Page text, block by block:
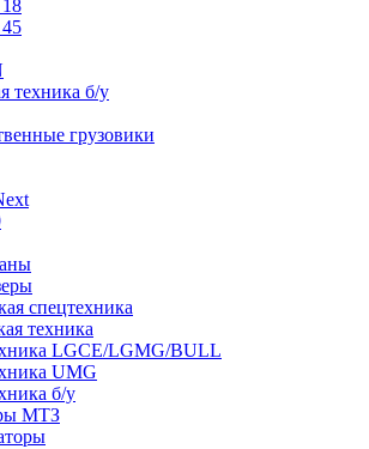
техника б/у
грузовики
спецтехника
техника
LGCE/LGMG/BULL
UMG
б/у
МТЗ